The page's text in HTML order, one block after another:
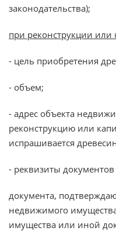
законодательства);
при реконструкции или
- цель приобретения
- объем;
- адрес объекта
реконструкцию или
испрашивается
- реквизиты
документа,
недвижимого
имущества или иной